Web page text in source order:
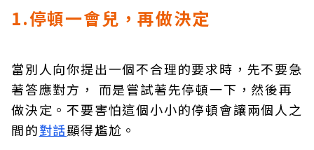
1.停頓一會兒，再做決定
當別人向你提出一個不合理的要求時，先不要急
著答應對方， 而是嘗試著先停頓一下，然後再
做決定。不要害怕這個小小的停頓會讓兩個人之
間的對話顯得尷尬。